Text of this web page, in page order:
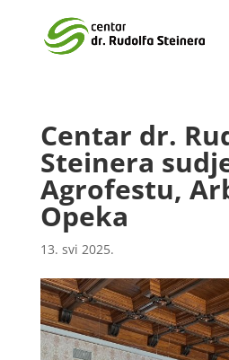
Centar dr.
Steinera
Agrofestu,
Opeka
13. svi 2025.